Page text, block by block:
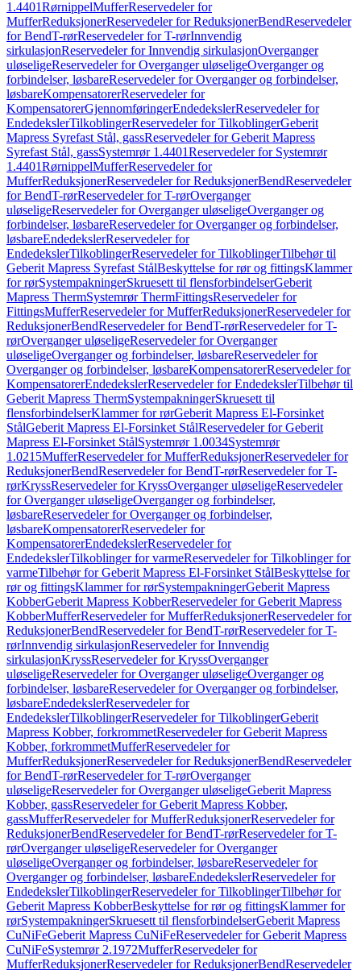
1.4401RørnippelMufferReservedeler for
MufferReduksjonerReservedeler for ReduksjonerBendReservedeler
for BendT-rørReservedeler for T-rørInnvendig
sirkulasjonReservedeler for Innvendig sirkulasjonOverganger
uløseligeReservedeler for Overganger uløseligeOverganger og
forbindelser, løsbareReservedeler for Overganger og forbindelser,
løsbareKompensatorerReservedeler for
KompensatorerGjennomføringerEndedekslerReservedeler for
EndedekslerTilkoblingerReservedeler for TilkoblingerGeberit
Mapress Syrefast Stål, gassReservedeler for Geberit Mapress
Syrefast Stål, gassSystemrør 1.4401Reservedeler for Systemrør
1.4401RørnippelMufferReservedeler for
MufferReduksjonerReservedeler for ReduksjonerBendReservedeler
for BendT-rørReservedeler for T-rørOverganger
uløseligeReservedeler for Overganger uløseligeOverganger og
forbindelser, løsbareReservedeler for Overganger og forbindelser,
løsbareEndedekslerReservedeler for
EndedekslerTilkoblingerReservedeler for TilkoblingerTilbehør til
Geberit Mapress Syrefast StålBeskyttelse for rør og fittingsKlammer
for rørSystempakningerSkruesett til flensforbindelserGeberit
Mapress ThermSystemrør ThermFittingsReservedeler for
FittingsMufferReservedeler for MufferReduksjonerReservedeler for
ReduksjonerBendReservedeler for BendT-rørReservedeler for T-
rørOverganger uløseligeReservedeler for Overganger
uløseligeOverganger og forbindelser, løsbareReservedeler for
Overganger og forbindelser, løsbareKompensatorerReservedeler for
KompensatorerEndedekslerReservedeler for EndedekslerTilbehør til
Geberit Mapress ThermSystempakningerSkruesett til
flensforbindelserKlammer for rørGeberit Mapress El-Forsinket
StålGeberit Mapress El-Forsinket StålReservedeler for Geberit
Mapress El-Forsinket StålSystemrør 1.0034Systemrør
1.0215MufferReservedeler for MufferReduksjonerReservedeler for
ReduksjonerBendReservedeler for BendT-rørReservedeler for T-
rørKryssReservedeler for KryssOverganger uløseligeReservedeler
for Overganger uløseligeOverganger og forbindelser,
løsbareReservedeler for Overganger og forbindelser,
løsbareKompensatorerReservedeler for
KompensatorerEndedekslerReservedeler for
EndedekslerTilkoblinger for varmeReservedeler for Tilkoblinger for
varmeTilbehør for Geberit Mapress El-Forsinket StålBeskyttelse for
rør og fittingsKlammer for rørSystempakningerGeberit Mapress
KobberGeberit Mapress KobberReservedeler for Geberit Mapress
KobberMufferReservedeler for MufferReduksjonerReservedeler for
ReduksjonerBendReservedeler for BendT-rørReservedeler for T-
rørInnvendig sirkulasjonReservedeler for Innvendig
sirkulasjonKryssReservedeler for KryssOverganger
uløseligeReservedeler for Overganger uløseligeOverganger og
forbindelser, løsbareReservedeler for Overganger og forbindelser,
løsbareEndedekslerReservedeler for
EndedekslerTilkoblingerReservedeler for TilkoblingerGeberit
Mapress Kobber, forkrommetReservedeler for Geberit Mapress
Kobber, forkrommetMufferReservedeler for
MufferReduksjonerReservedeler for ReduksjonerBendReservedeler
for BendT-rørReservedeler for T-rørOverganger
uløseligeReservedeler for Overganger uløseligeGeberit Mapress
Kobber, gassReservedeler for Geberit Mapress Kobber,
gassMufferReservedeler for MufferReduksjonerReservedeler for
ReduksjonerBendReservedeler for BendT-rørReservedeler for T-
rørOverganger uløseligeReservedeler for Overganger
uløseligeOverganger og forbindelser, løsbareReservedeler for
Overganger og forbindelser, løsbareEndedekslerReservedeler for
EndedekslerTilkoblingerReservedeler for TilkoblingerTilbehør for
Geberit Mapress KobberBeskyttelse for rør og fittingsKlammer for
rørSystempakningerSkruesett til flensforbindelserGeberit Mapress
CuNiFeGeberit Mapress CuNiFeReservedeler for Geberit Mapress
CuNiFeSystemrør 2.1972MufferReservedeler for
MufferReduksjonerReservedeler for ReduksjonerBendReservedeler